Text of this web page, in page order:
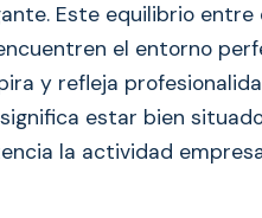
Este equilibrio
el entorno
y refleja
estar bien
la actividad